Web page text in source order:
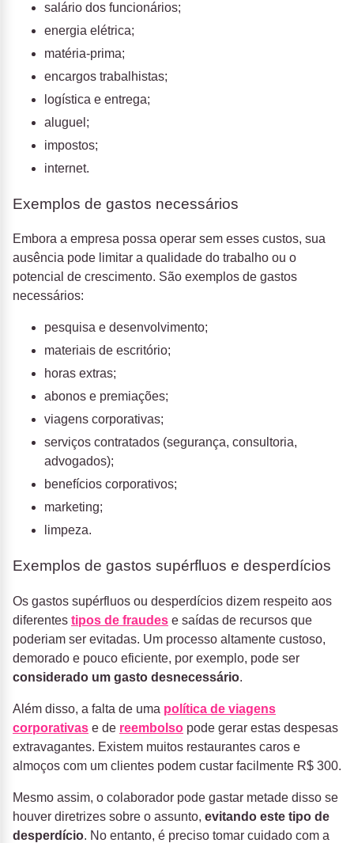
salário dos funcionários;
energia elétrica;
matéria-prima;
encargos trabalhistas;
logística e entrega;
aluguel;
impostos;
internet.
Exemplos de gastos necessários
Embora a empresa possa operar sem esses custos, sua
ausência pode limitar a qualidade do trabalho ou o
potencial de crescimento. São exemplos de gastos
necessários:
pesquisa e desenvolvimento;
materiais de escritório;
horas extras;
abonos e premiações;
viagens corporativas;
serviços contratados (segurança, consultoria,
advogados);
benefícios corporativos;
marketing;
limpeza.
Exemplos de gastos supérfluos e desperdícios
Os gastos supérfluos ou desperdícios dizem respeito aos
diferentes tipos de fraudes e saídas de recursos que
poderiam ser evitadas. Um processo altamente custoso,
demorado e pouco eficiente, por exemplo, pode ser
considerado um gasto desnecessário.
Além disso, a falta de uma política de viagens
corporativas e de reembolso pode gerar estas despesas
extravagantes. Existem muitos restaurantes caros e
almoços com um clientes podem custar facilmente R$ 300.
Mesmo assim, o colaborador pode gastar metade disso se
houver diretrizes sobre o assunto, evitando este tipo de
desperdício. No entanto, é preciso tomar cuidado com a